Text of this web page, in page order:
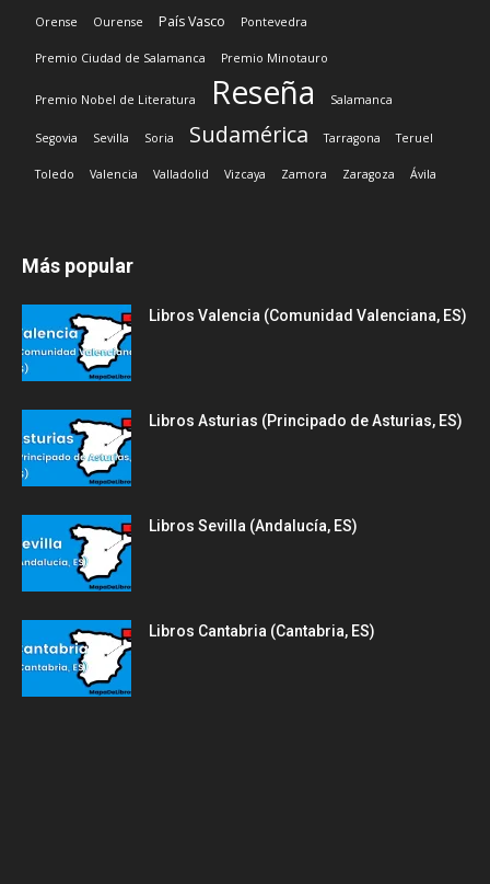
Orense Ourense País Vasco Pontevedra
Premio Ciudad de Salamanca Premio Minotauro
Premio Nobel de Literatura Reseña Salamanca
Segovia Sevilla Soria Sudamérica Tarragona Teruel
Toledo Valencia Valladolid Vizcaya Zamora Zaragoza Ávila
Más popular
Libros Valencia (Comunidad Valenciana, ES)
Libros Asturias (Principado de Asturias, ES)
Libros Sevilla (Andalucía, ES)
Libros Cantabria (Cantabria, ES)